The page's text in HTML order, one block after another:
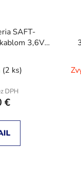
SAFT-
3,6V
(2 ks)
DPH
€